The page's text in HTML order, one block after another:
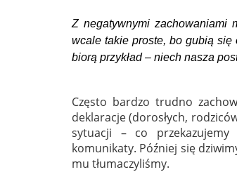
Z negatywnymi zachowaniami
wcale takie proste, bo gubią się
biorą przykład – niech nasza
Często bardzo trudno
deklaracje (dorosłych,
sytuacji – co przekazujemy
komunikaty. Później się
mu tłumaczyliśmy.